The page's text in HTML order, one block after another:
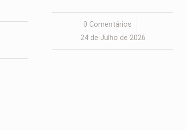
0 Comentários
/
24 de Julho de 2026